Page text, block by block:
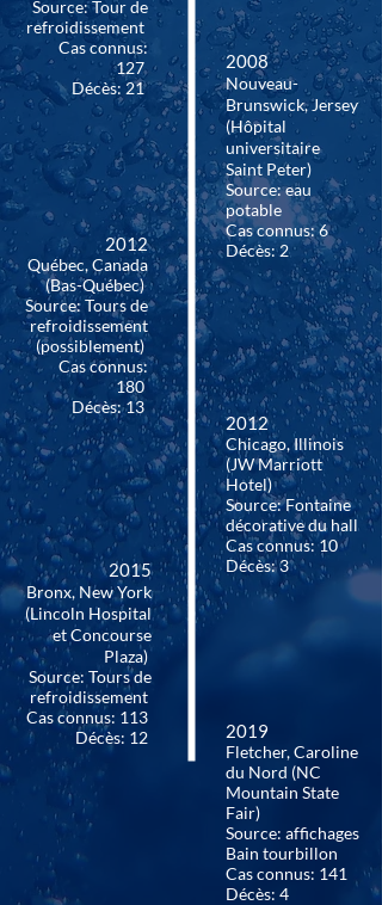
Source: Tour de
refroidissement
Cas connus:
127
Décès: 21
2008
Nouveau-
Brunswick, Jersey
(Hôpital
universitaire
Saint Peter)
Source: eau
potable
Cas connus: 6
Décès: 2
2012
Québec, Canada
(Bas-Québec)
Source: Tours de
refroidissement
(possiblement)
Cas connus:
180
Décès: 13
2012
Chicago, Illinois
(JW Marriott
Hotel)
Source: Fontaine
décorative du hall
Cas connus: 10
Décès: 3
2015
Bronx, New York
(Lincoln Hospital
et Concourse
Plaza)
Source: Tours de
refroidissement
Cas connus: 113
Décès: 12
2019
Fletcher, Caroline
du Nord (NC
Mountain State
Fair)
Source: affichages
Bain tourbillon
Cas connus: 141
Décès: 4